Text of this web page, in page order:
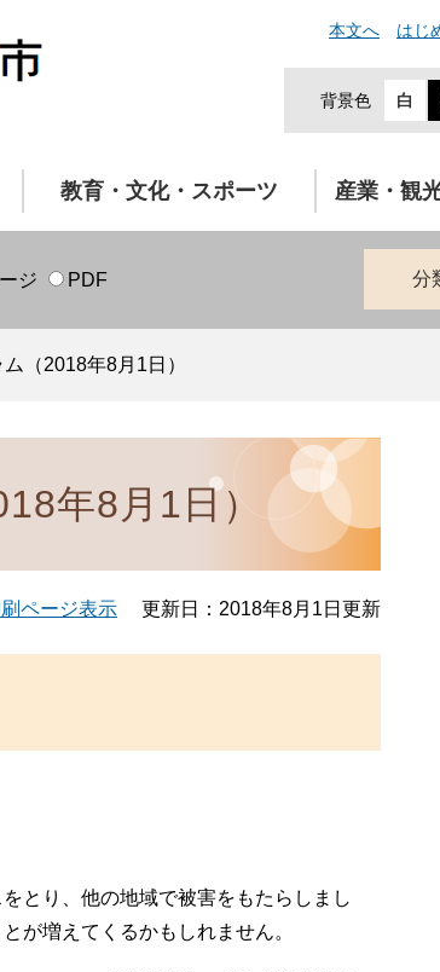
本文へ はじ
背景色 白
教育・文化・スポーツ 産業・観
ジ PDF 分
（2018年8月1日）
年8月1日）
ページ表示 更新日：2018年8月1日更新
とり、他の地域で被害をもたらしまし
が増えてくるかもしれません。